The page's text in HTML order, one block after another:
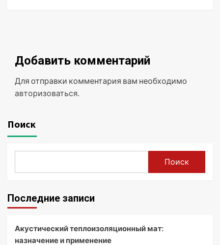
Добавить комментарий
Для отправки комментария вам необходимо
авторизоваться
Поиск
Поиск
Последние записи
Акустический теплоизоляционный мат:
назначение и применение